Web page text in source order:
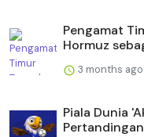
Pengamat
Hormuz
3 months ago
Piala Dunia